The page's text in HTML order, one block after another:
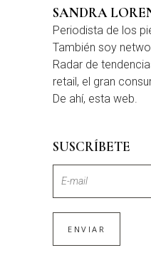
SANDRA
Periodista de los
También soy
Radar de
retail, el gran
De ahí, esta web.
SUSCRÍBETE